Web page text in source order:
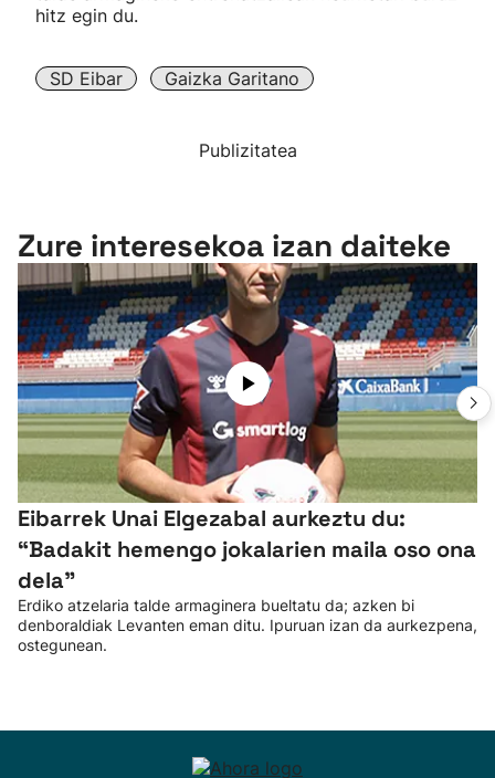
hitz egin du.
SD Eibar Gaizka Garitano
Publizitatea
Zure interesekoa izan daiteke
Eibarrek Unai Elgezabal aurkeztu du:
“Badakit hemengo jokalarien maila oso ona
dela”
Erdiko atzelaria talde armaginera bueltatu da; azken bi
denboraldiak Levanten eman ditu. Ipuruan izan da aurkezpena,
ostegunean.